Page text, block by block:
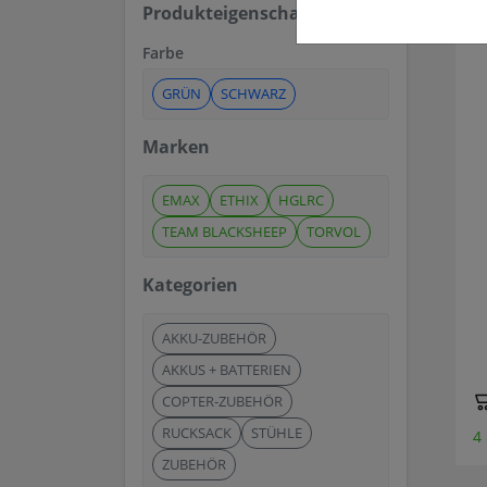
Produkteigenschaften
Farbe
GRÜN SCHWARZ
Marken
EMAX ETHIX
HGLRC
TEAM BLACKSHEEP
TORVOL
Kategorien
AKKU-ZUBEHÖR
AKKUS + BATTERIEN
COPTER-ZUBEHÖR
RUCKSACK
STÜHLE
ZUBEHÖR
4